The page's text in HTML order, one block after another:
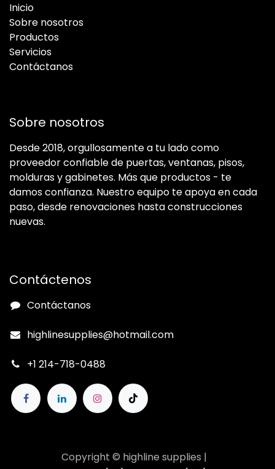
Inicio
Sobre nosotros
Productos
Servicios
Contáctanos
Sobre nosotros
Desde 2018, orgullosamente a tu lado como
proveedor confiable de puertas, ventanas, pisos,
molduras y gabinetes. Más que productos - te
damos confianza. Nuestro equipo te apoya en cada
paso, desde renovaciones hasta construcciones
nuevas.
Contáctenos
Contáctanos
highlinesupplies@hotmail.com
+1 214-718-0488
Copyright © highline supplies |